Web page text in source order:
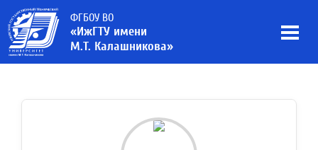
ФГБОУ ВО
«ИжГТУ имени
М.Т. Калашникова»